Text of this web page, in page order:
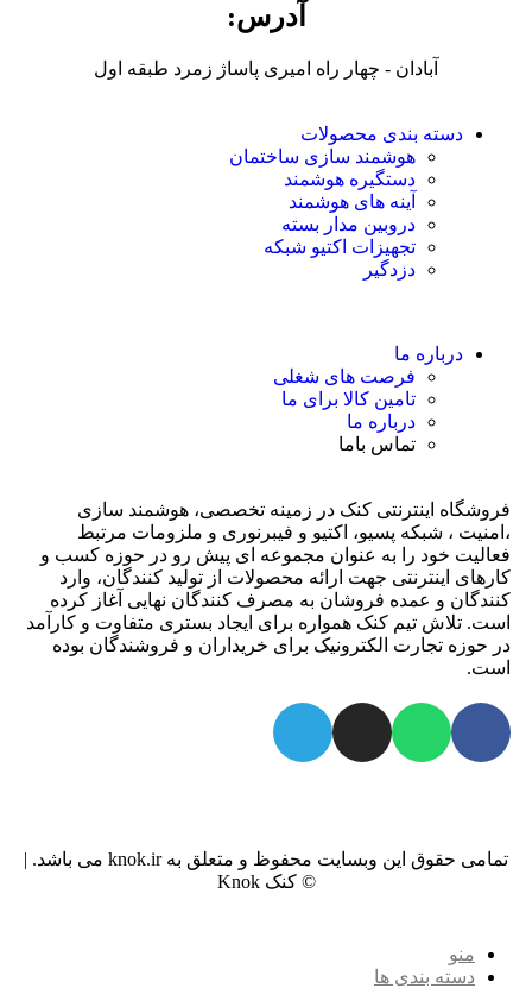
آدرس:
آبادان - چهار راه امیری پاساژ زمرد طبقه اول
دسته بندی محصولات
هوشمند سازی ساختمان
دستگیره هوشمند
آینه های هوشمند
دروبین مدار بسته
تجهیزات اکتیو شبکه
دزدگیر
درباره ما
فرصت های شغلی
تامین کالا برای ما
درباره ما
تماس باما
فروشگاه اینترنتی کنک در زمینه تخصصی، هوشمند سازی
،امنیت ، شبکه پسیو، اکتیو و فیبرنوری و ملزومات مرتبط
فعالیت خود را به عنوان مجموعه ای پیش رو در حوزه کسب و
کارهای اینترنتی جهت ارائه محصولات از تولید کنندگان، وارد
کنندگان و عمده فروشان به مصرف کنندگان نهایی آغاز کرده
است. تلاش تیم کنک همواره برای ایجاد بستری متفاوت و کارآمد
در حوزه تجارت الکترونیک برای خریداران و فروشندگان بوده
است.
تمامی حقوق این وبسایت محفوظ و متعلق به knok.ir می باشد. |
© کنک Knok
منو
دسته بندی ها